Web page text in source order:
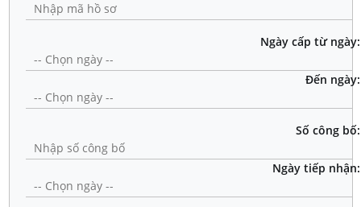
Ngày cấp từ ngày:
Đến ngày:
Số công bố:
Ngày tiếp nhận: